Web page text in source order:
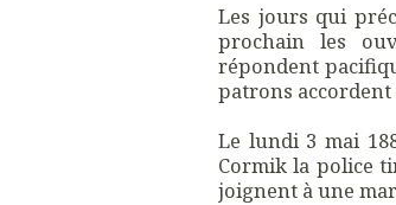
Les jours qui
prochain les
répondent
patrons
Le lundi 3 mai
Cormik la police
joignent à une